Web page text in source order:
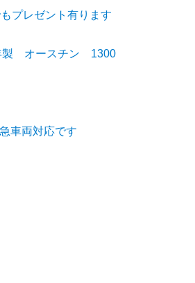
プレゼント有ります
製 オースチン 1300
車両対応です